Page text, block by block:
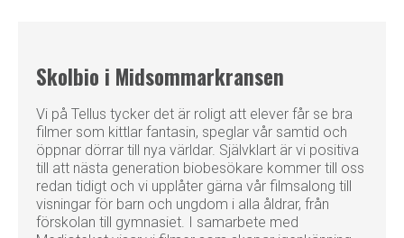
Skolbio i Midsommarkransen
Vi på Tellus tycker det är roligt att elever får se bra
filmer som kittlar fantasin, speglar vår samtid och
öppnar dörrar till nya världar. Självklart är vi positiva
till att nästa generation biobesökare kommer till oss
redan tidigt och vi upplåter gärna vår filmsalong till
visningar för barn och ungdom i alla åldrar, från
förskolan till gymnasiet. I samarbete med